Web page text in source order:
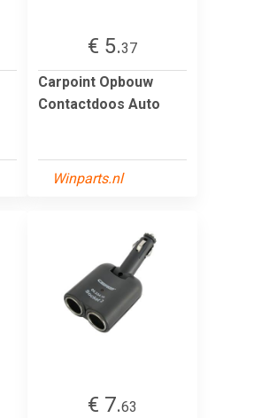
€ 5.37
Carpoint Opbouw
Contactdoos Auto
Winparts.nl
€ 7.63